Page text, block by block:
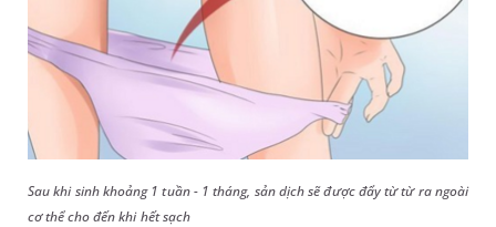
Sau khi sinh khoảng 1 tuần - 1 tháng, sản dịch sẽ được đẩy từ từ ra ngoài
cơ thể cho đến khi hết sạch